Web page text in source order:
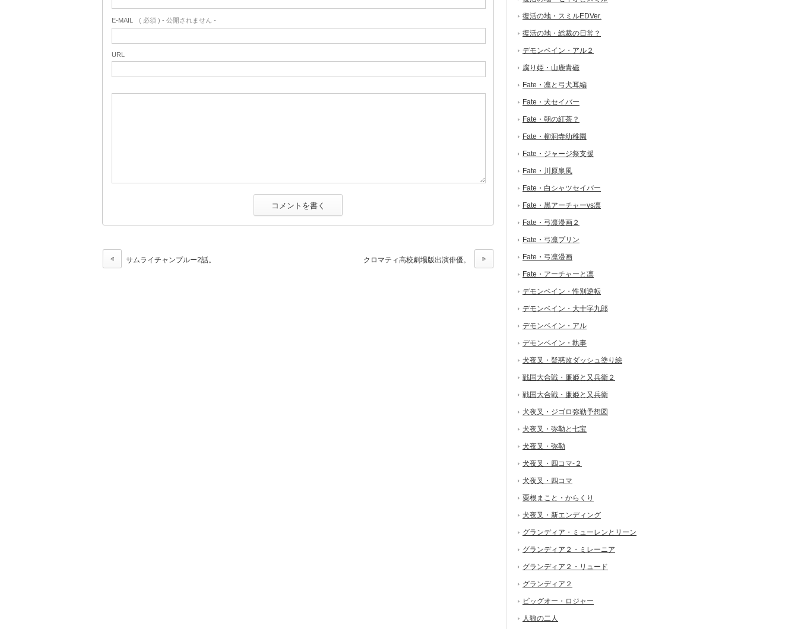
E-MAIL ( 必須 ) - 公開されません -
URL
サムライチャンプルー2話。 クロマティ高校劇場版出演俳優。
復活の地・スミルEDVer.
復活の地・総裁の日常？
デモンベイン・アル２
腐り姫・山鹿青磁
Fate・凛と弓犬耳編
Fate・犬セイバー
Fate・朝の紅茶？
Fate・柳洞寺幼稚園
Fate・ジャージ祭支援
Fate・川原泉風
Fate・白シャツセイバー
Fate・黒アーチャーvs凛
Fate・弓凛漫画２
Fate・弓凛プリン
Fate・弓凛漫画
Fate・アーチャーと凛
デモンベイン・性別逆転
デモンベイン・大十字九郎
デモンベイン・アル
デモンベイン・執事
犬夜叉・疑惑改ダッシュ塗り絵
戦国大合戦・廉姫と又兵衛２
戦国大合戦・廉姫と又兵衛
犬夜叉・ジゴロ弥勒予想図
犬夜叉・弥勒と七宝
犬夜叉・弥勒
犬夜叉・四コマ-２
犬夜叉・四コマ
粟根まこと・からくり
犬夜叉・新エンディング
グランディア・ミューレンとリーン
グランディア２・ミレーニア
グランディア２・リュード
グランディア２
ビッグオー・ロジャー
人狼の二人